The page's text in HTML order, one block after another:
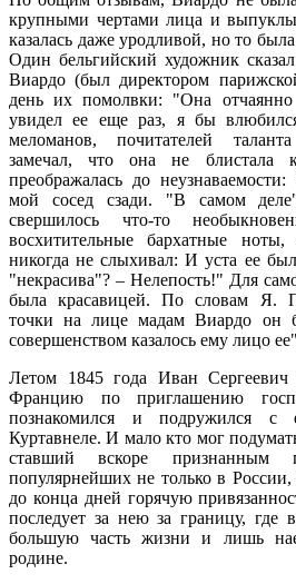
крупными чертами лица и
казалась даже уродливой, но то
Один бельгийский художник
Виардо (был директором
день их помолвки: "Она
увидел ее еще раз, я бы
меломанов, почитателей
замечал, что она не блистала
преображалась до
мой сосед сзади. "В самом
свершилось что-то
восхитительные бархатные
никогда не слыхивал: И уста ее
"некрасива"? – Нелепость!" Для
была красавицей. По словам Я.
точки на лице мадам Виардо он
совершенством казалось ему лицо
Летом 1845 года Иван Сергеевич
Францию по приглашению
познакомился и подружился
Куртавнеле. И мало кто мог
ставший вскоре признанным
популярнейших не только в
до конца дней горячую
последует за нею за границу, где
большую часть жизни и лишь
родине.